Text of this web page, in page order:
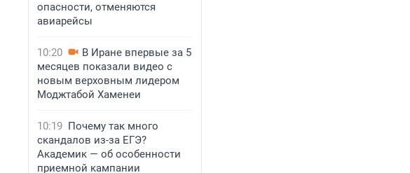
опасности, отменяются
авиарейсы
10:20
В Иране впервые за 5
месяцев показали видео с
новым верховным лидером
Моджтабой Хаменеи
10:19 Почему так много
скандалов из-за ЕГЭ?
Академик — об особенности
приемной кампании